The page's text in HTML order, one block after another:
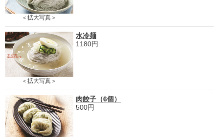
＜拡大写真＞
＜拡大写真＞
水冷麺
1180円
肉餃子（6個）
500円